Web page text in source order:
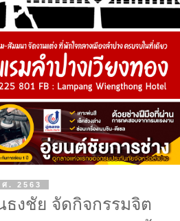
. 2563
งชัย จัดกิจกรรมจิต